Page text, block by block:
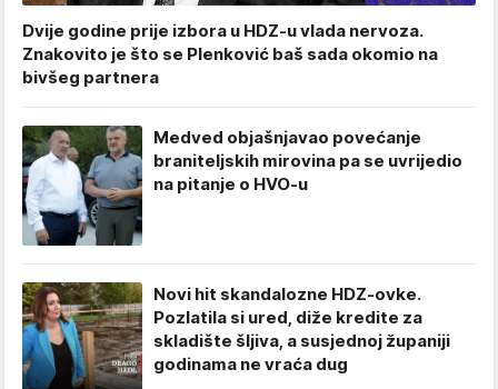
Dvije godine prije izbora u HDZ-u vlada nervoza.
Znakovito je što se Plenković baš sada okomio na
bivšeg partnera
Medved objašnjavao povećanje
braniteljskih mirovina pa se uvrijedio
na pitanje o HVO-u
Novi hit skandalozne HDZ-ovke.
Pozlatila si ured, diže kredite za
skladište šljiva, a susjednoj županiji
godinama ne vraća dug